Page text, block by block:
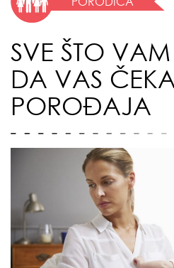
SVE ŠTO VAM
DA VAS
POROĐAJA